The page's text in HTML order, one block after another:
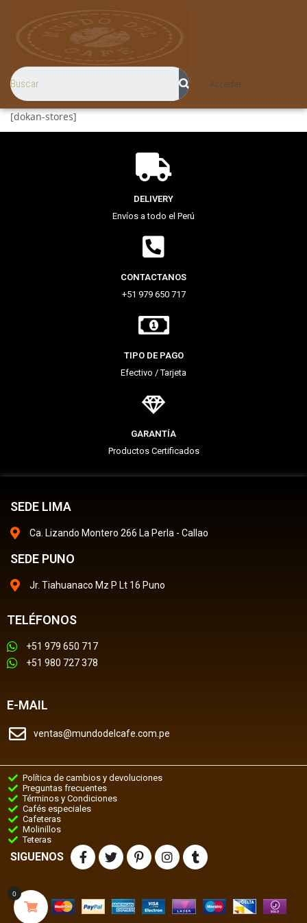
Acceder
[dokan-stores]
DELIVERY
Envíos a todo el Perú
CONTACTANOS
+51 979 650 717
TIPO DE PAGO
Efectivo / Tarjeta
GARANTÍA
Productos Certificados
SEDE LIMA
Ca. Lizando Montero 266 La Perla - Callao
SEDE PUNO
Jr. Tiahuanaco Mz P Lt 16 Puno
TELÉFONOS
+51 979 650 717
+51 980 727 378
E-MAIL
ventas@mundodelcafe.com.pe
Política de cambios y devoluciones
Preguntas frecuentes
Términos y Condiciones
Cafés especiales
Cafeteras
Molinillos
Teteras
SIGUENOS
0